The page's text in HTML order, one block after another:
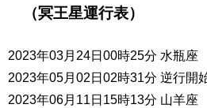
（冥王星運行表）
2023年03月24日00時25分 水瓶座
2023年05月02日02時31分 逆行開
2023年06月11日15時13分 山羊座